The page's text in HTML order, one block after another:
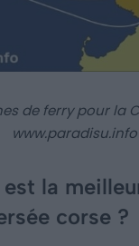
de ferry pour la
www.paradisu.info
la
corse ?